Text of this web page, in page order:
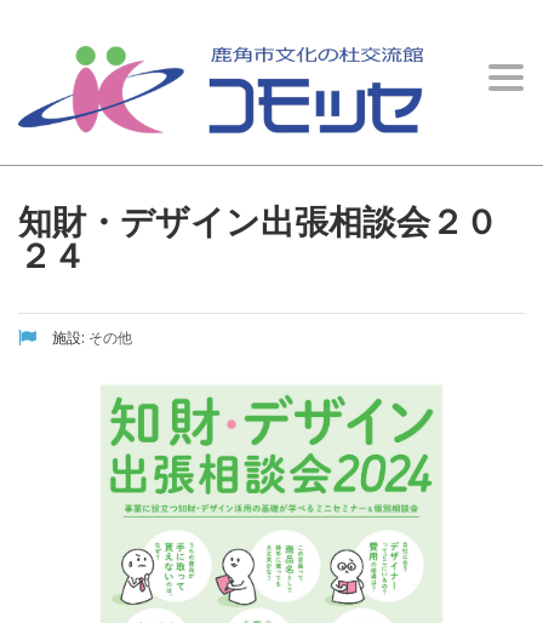
文化の杜交流館 コモッセ イベント情報>その他
知財・デザイン出張相談会２
０２４
知財・デザイン出張相談会２０
２４
施設: その他